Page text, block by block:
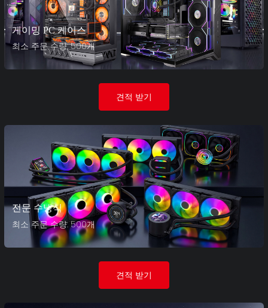
게이밍 PC 케이스
최소 주문 수량: 500개
견적 받기
전문 수냉식
최소 주문 수량: 500개
견적 받기